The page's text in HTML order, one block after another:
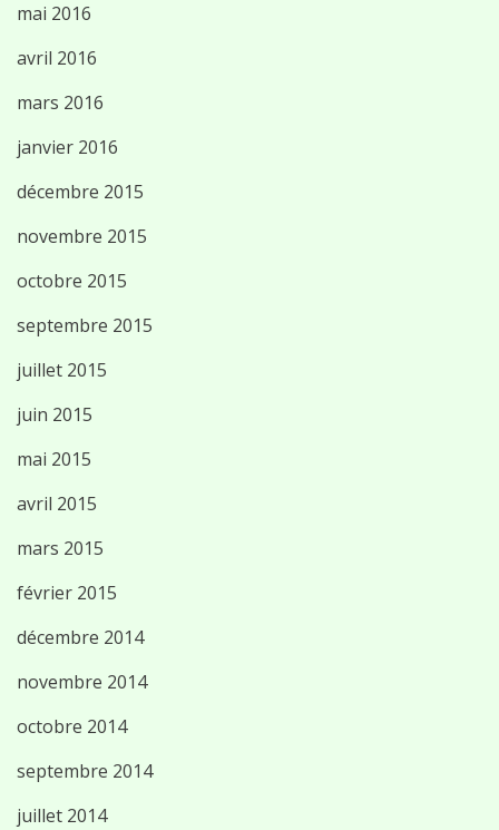
mai 2016
avril 2016
mars 2016
janvier 2016
décembre 2015
novembre 2015
octobre 2015
septembre 2015
juillet 2015
juin 2015
mai 2015
avril 2015
mars 2015
février 2015
décembre 2014
novembre 2014
octobre 2014
septembre 2014
juillet 2014